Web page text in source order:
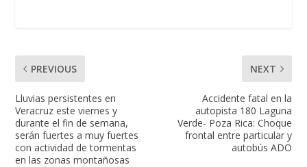
PREVIOUS
Lluvias persistentes en
Veracruz este viernes y
durante el fin de semana,
serán fuertes a muy fuertes
con actividad de tormentas
en las zonas montañosas
NEXT
Accidente fatal en la
autopista 180 Laguna
Verde- Poza Rica: Choque
frontal entre particular y
autobús ADO